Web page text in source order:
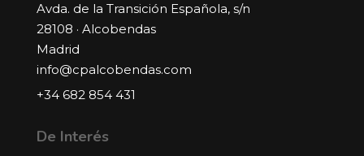
Avda. de la Transición Española, s/n
28108 · Alcobendas
Madrid
info@cpalcobendas.com
+34 682 854 431
De Interés